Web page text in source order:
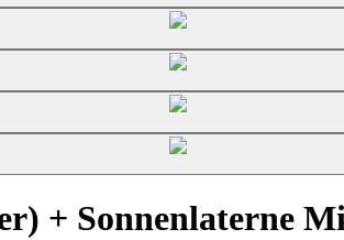
+ Sonnenlaterne